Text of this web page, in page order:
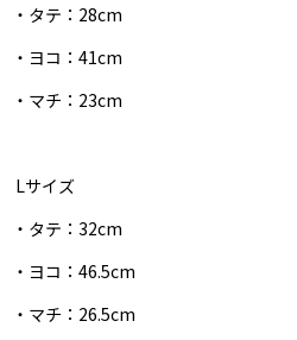
・タテ：28cm
・ヨコ：41cm
・マチ：23cm
Lサイズ
・タテ：32cm
・ヨコ：46.5cm
・マチ：26.5cm